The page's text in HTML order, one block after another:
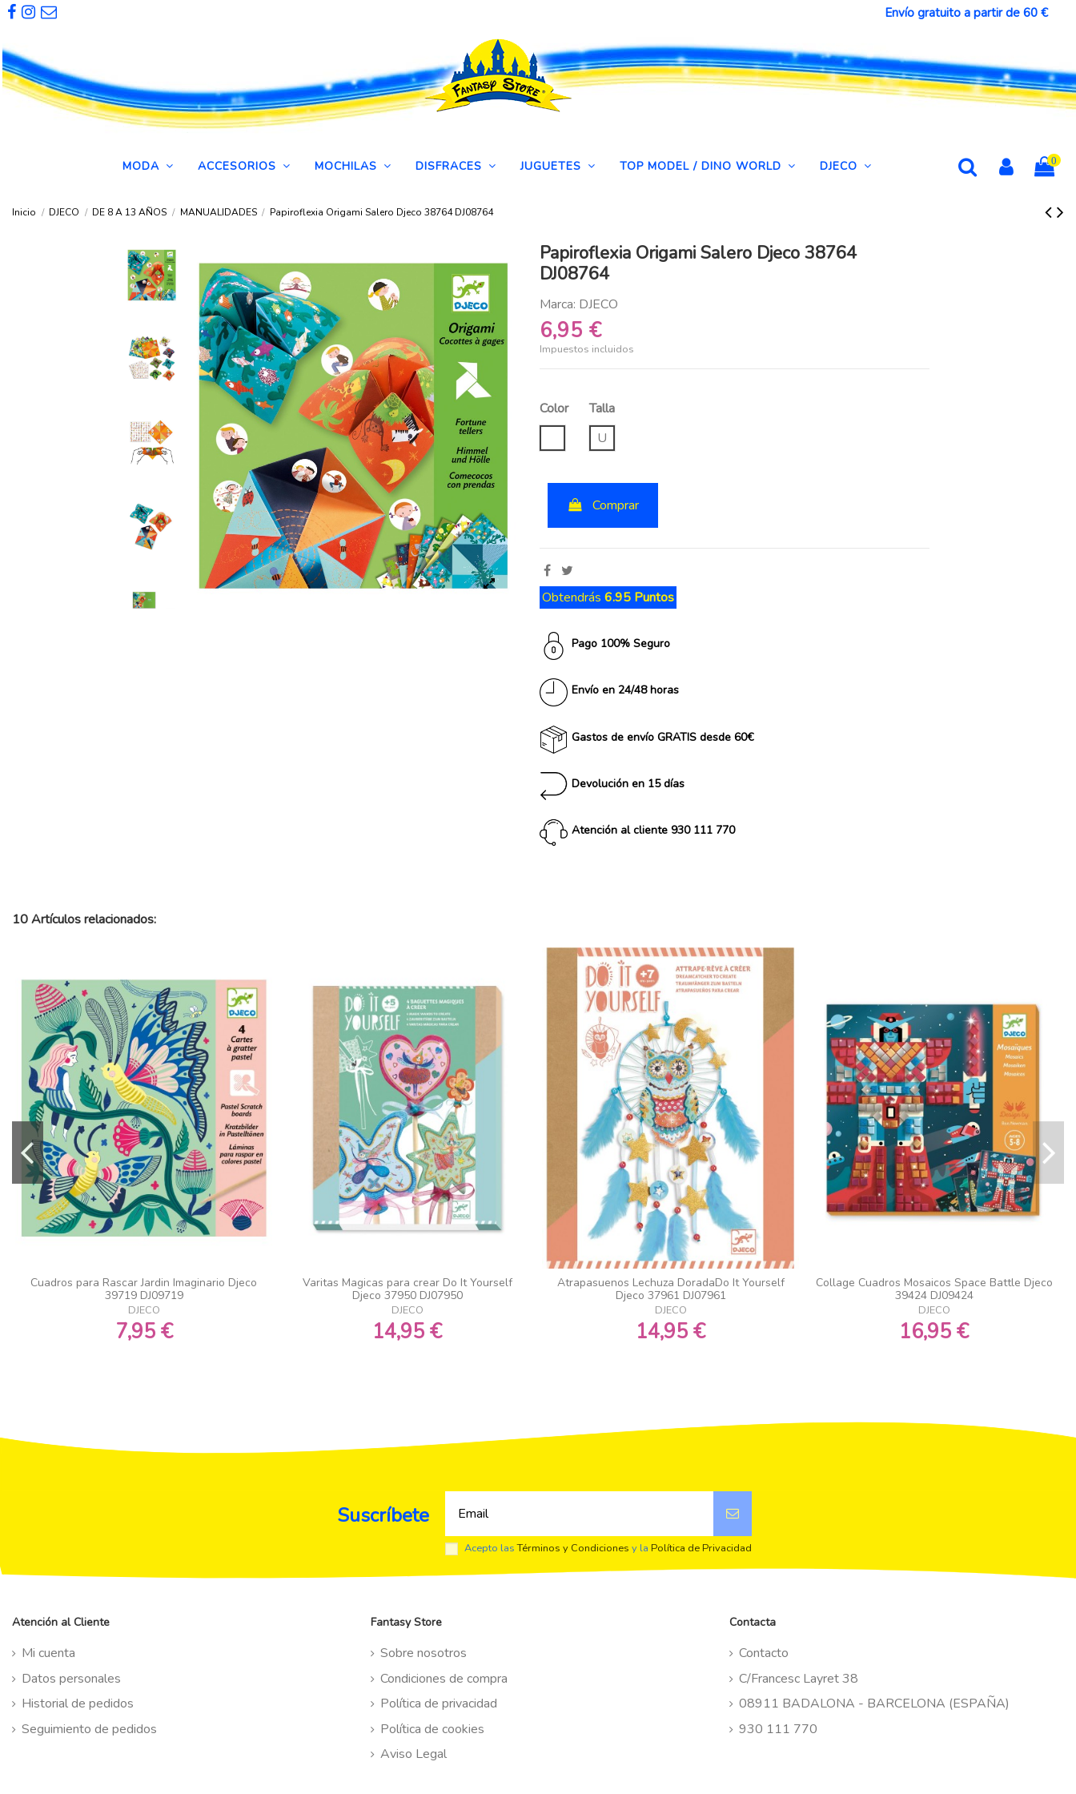
Envío gratuito a partir de 60 €
MODA ACCESORIOS MOCHILAS DISFRACES JUGUETES TOP MODEL / DINO WORLD DJECO 0
Inicio DJECO DE 8 A 13 AÑOS MANUALIDADES Papiroflexia Origami Salero Djeco 38764 DJ08764
Papiroflexia Origami Salero Djeco 38764
DJ08764
Marca: DJECO
6,95 €
Impuestos incluidos
Color
Talla
U
Comprar
Obtendrás 6.95 Puntos
Pago 100% Seguro
Envío en 24/48 horas
Gastos de envío GRATIS desde 60€
Devolución en 15 días
Atención al cliente 930 111 770
10 Artículos relacionados:
Cuadros para Rascar Jardin Imaginario Djeco
39719 DJ09719
DJECO
7,95 €
Varitas Magicas para crear Do It Yourself
Djeco 37950 DJ07950
DJECO
14,95 €
Atrapasuenos Lechuza DoradaDo It Yourself
Djeco 37961 DJ07961
DJECO
14,95 €
Collage Cuadros Mosaicos Space Battle Djeco
39424 DJ09424
DJECO
16,95 €
Suscríbete
Acepto lasTérminos y Condiciones y la Política de Privacidad
Atención al Cliente
Mi cuenta
Datos personales
Historial de pedidos
Seguimiento de pedidos
Fantasy Store
Sobre nosotros
Condiciones de compra
Política de privacidad
Política de cookies
Aviso Legal
Contacta
Contacto
C/Francesc Layret 38
08911 BADALONA - BARCELONA (ESPAÑA)
930 111 770